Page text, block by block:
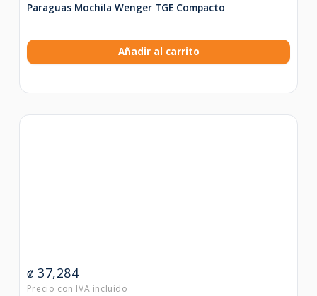
Paraguas Mochila Wenger TGE Compacto
Añadir al carrito
₡ 37,284